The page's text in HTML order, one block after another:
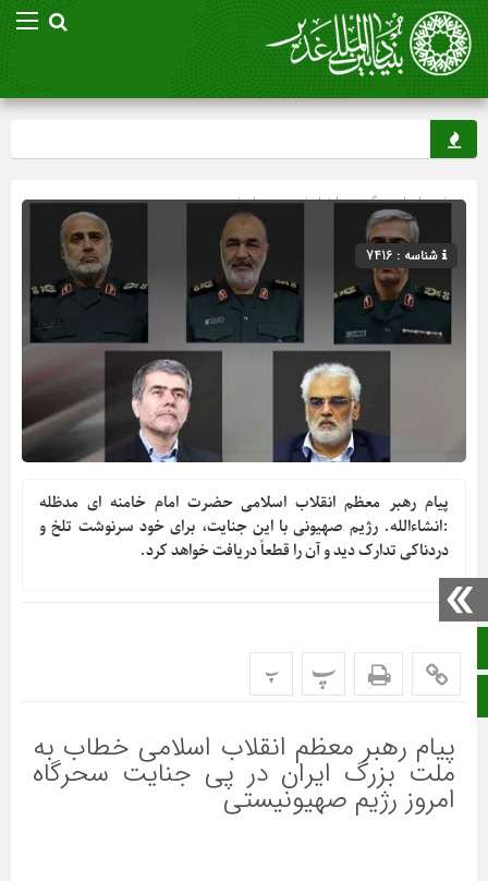
صفحه نخست
ایتا
صفحه اصلی» گروه »اخبار غدیر»بنیاد غدیر
شناسه : 7416
پیام رهبر معظم انقلاب اسلامی حضرت امام خامنه ای مدظله
:انشاء‌الله. رژیم صهیونی با این جنایت، برای خود سرنوشت تلخ و
دردناکی تدارک دید و آن را قطعاً دریافت خواهد کرد.
پ پ
پیام رهبر معظم انقلاب اسلامی خطاب به
ملت بزرگ ایران در پی جنایت سحرگاه
امروز رژیم صهیونیستی